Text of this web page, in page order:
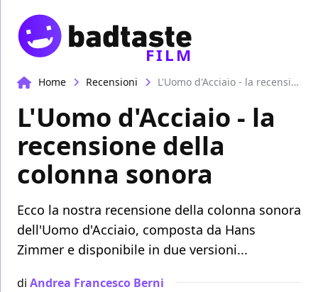
FILM
Home Recensioni L'Uomo d'Acciaio - la recensione della colonna sonora
L'Uomo d'Acciaio - la
recensione della
colonna sonora
Ecco la nostra recensione della colonna sonora
dell'Uomo d'Acciaio, composta da Hans
Zimmer e disponibile in due versioni...
di Andrea Francesco Berni